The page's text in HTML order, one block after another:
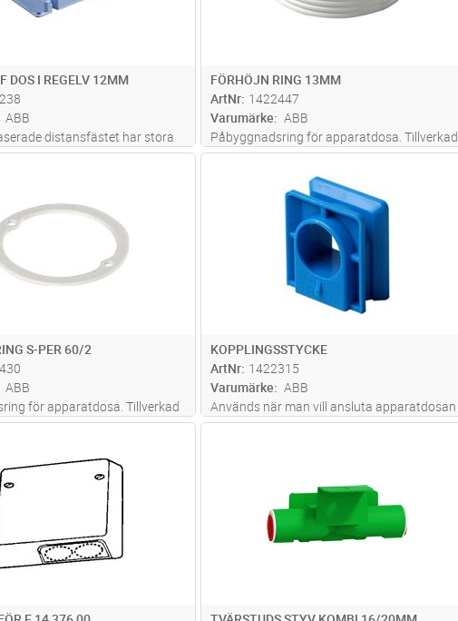
DOS I REGELV 12MM
ABB
distansfästet har stora
monteras med skruv. Tack
osv... E14 222 38 (12
FÖRHÖJN RING 13MM
ArtNr 1422447
Varumärke
ABB
Påbyggnadsring för apparatdosa. Tillverkad
av halogenfritt material
S-PER 60/2
ABB
för apparatdosa. Tillverkad
material
Lägg i kundvagn
KOPPLINGSSTYCKE
ArtNr 1422315
Varumärke
ABB
Används när man vill ansluta apparatdosan
direkt i varandra. Tillverkad av halogenfritt